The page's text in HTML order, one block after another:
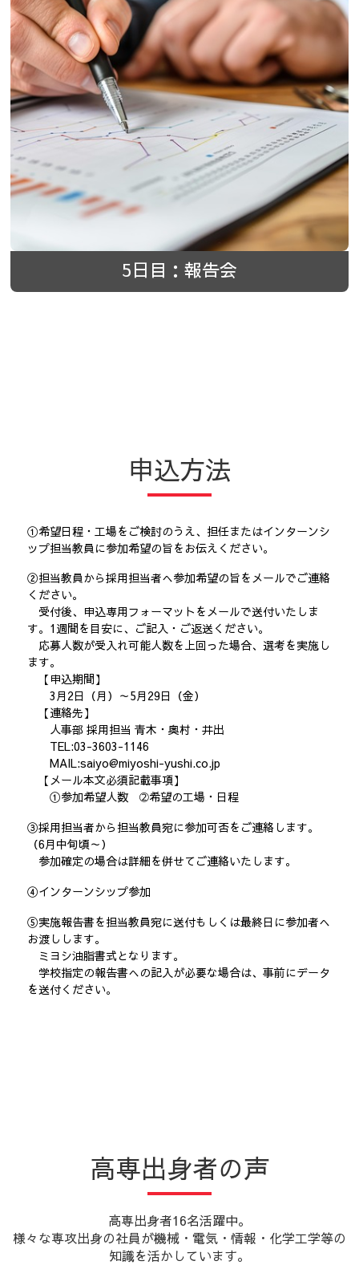
5日目：報告会
申込方法
①希望日程・工場をご検討のうえ、担任またはインターンシ
ップ担当教員に参加希望の旨をお伝えください。
②担当教員から採用担当者へ参加希望の旨をメールでご連絡
ください。
受付後、申込専用フォーマットをメールで送付いたしま
す。1週間を目安に、ご記入・ご返送ください。
応募人数が受入れ可能人数を上回った場合、選考を実施し
ます。
【申込期間】
3月2日（月）～5月29日（金）
【連絡先】
人事部 採用担当 青木・奥村・井出
TEL:03-3603-1146
MAIL:saiyo@miyoshi-yushi.co.jp
【メール本文必須記載事項】
①参加希望人数 ➁希望の工場・日程
③採用担当者から担当教員宛に参加可否をご連絡します。
（6月中旬頃～）
参加確定の場合は詳細を併せてご連絡いたします。
④インターンシップ参加
⑤実施報告書を担当教員宛に送付もしくは最終日に参加者へ
お渡しします。
ミヨシ油脂書式となります。
学校指定の報告書への記入が必要な場合は、事前にデータ
を送付ください。
高専出身者の声
高専出身者16名活躍中。
様々な専攻出身の社員が機械・電気・情報・化学工学等の
知識を活かしています。